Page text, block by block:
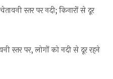
स्तर पर नदी; किनारों से दूर
स्तर पर, लोगों को नदी से दूर रहने